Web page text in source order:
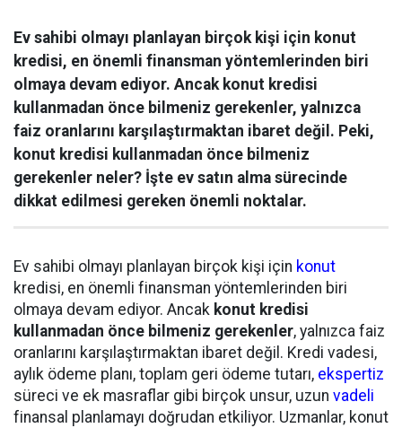
Ev sahibi olmayı planlayan birçok kişi için konut
kredisi, en önemli finansman yöntemlerinden biri
olmaya devam ediyor. Ancak konut kredisi
kullanmadan önce bilmeniz gerekenler, yalnızca
faiz oranlarını karşılaştırmaktan ibaret değil. Peki,
konut kredisi kullanmadan önce bilmeniz
gerekenler neler? İşte ev satın alma sürecinde
dikkat edilmesi gereken önemli noktalar.
Ev sahibi olmayı planlayan birçok kişi için konut
kredisi, en önemli finansman yöntemlerinden biri
olmaya devam ediyor. Ancak konut kredisi
kullanmadan önce bilmeniz gerekenler, yalnızca faiz
oranlarını karşılaştırmaktan ibaret değil. Kredi vadesi,
aylık ödeme planı, toplam geri ödeme tutarı, ekspertiz
süreci ve ek masraflar gibi birçok unsur, uzun vadeli
finansal planlamayı doğrudan etkiliyor. Uzmanlar, konut